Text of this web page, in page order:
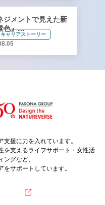
ジメントで見えた新
色』
ーヒー株式会社 管理
務人事部 人財開発
﨑由香里さん【前
ャリアストーリー
援に力を入れています。
を支えるライフサポート・女性活
グなど、
サポートしています。